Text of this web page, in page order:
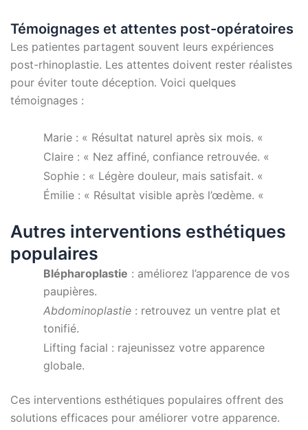
Témoignages et attentes post-opératoires
Les patientes partagent souvent leurs expériences
post-rhinoplastie. Les attentes doivent rester réalistes
pour éviter toute déception. Voici quelques
témoignages :
Marie : « Résultat naturel après six mois. «
Claire : « Nez affiné, confiance retrouvée. «
Sophie : « Légère douleur, mais satisfait. «
Émilie : « Résultat visible après l’œdème. «
Autres interventions esthétiques
populaires
Blépharoplastie : améliorez l’apparence de vos
paupières.
Abdominoplastie: retrouvez un ventre plat et
tonifié.
Lifting facial : rajeunissez votre apparence
globale.
Ces interventions esthétiques populaires offrent des
solutions efficaces pour améliorer votre apparence.